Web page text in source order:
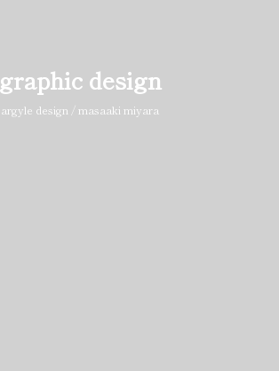
graphic design
argyle design / masaaki miyara